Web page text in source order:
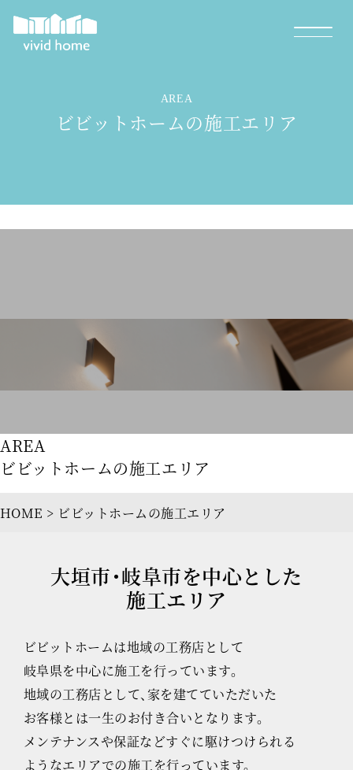
AREA
ビビットホームの施工エリア
AREA
ビビットホームの施工エリア
HOME > ビビットホームの施工エリア
大垣市・岐阜市を中心とした
施工エリア
ビビットホームは地域の工務店として
岐阜県を中心に施工を行っています。
地域の工務店として、家を建てていただいた
お客様とは一生のお付き合いとなります。
メンテナンスや保証などすぐに駆けつけられる
ようなエリアでの施工を行っています。